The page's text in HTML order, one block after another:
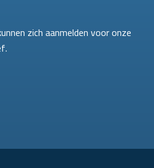
zich aanmelden voor onze